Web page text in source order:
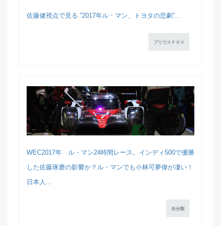
佐藤健視点で見る ”2017年ル・マン、トヨタの悲劇”...
プリウスＰＨＶ
WEC2017年 ル・マン24時間レース。インディ500で優勝
した佐藤琢磨の影響か？ル・マンでも小林可夢偉が凄い！
日本人...
未分類